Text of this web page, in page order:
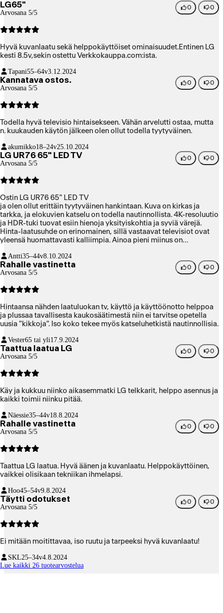
LG65"
Arvosana 5/5
0 0
Hyvä kuvanlaatu sekä helppokäyttöiset ominaisuudet.Entinen LG
kesti 8.5v,sekin ostettu Verkkokauppa.com:ista.
Tapani55–64v3.12.2024
Kannatava ostos.
Arvosana 5/5
0 0
Todella hyvä televisio hintaisekseen. Vähän arvelutti ostaa, mutta
n. kuukauden käytön jälkeen olen ollut todella tyytyväinen.
akumikko18–24v25.10.2024
LG UR76 65" LED TV
Arvosana 5/5
0 0
Ostin LG UR76 65" LED TV
ja olen ollut erittäin tyytyväinen hankintaan. Kuva on kirkas ja
tarkka, ja elokuvien katselu on todella nautinnollista. 4K-resoluutio
ja HDR-tuki tuovat esiin hienoja yksityiskohtia ja syviä värejä.
Hinta-laatusuhde on erinomainen, sillä vastaavat televisiot ovat
yleensä huomattavasti kalliimpia. Ainoa pieni miinus on
käyttöä. Kaiken kaikkiaan loistava valinta, jos etsit isoa ja
laadukasta televisiota!
Antti35–44v8.10.2024
Rahalle vastinetta
Arvosana 5/5
0 0
Hintaansa nähden laatuluokan tv, käyttö ja käyttöönotto helppoa
ja plussaa tavallisesta kaukosäätimestä niin ei tarvitse opetella
uusia "kikkoja". Iso koko tekee myös katseluhetkistä nautinnollisia.
Vester65 tai yli17.9.2024
Taattua laatua LG
Arvosana 5/5
0 0
Käy ja kukkuu niinko aikasemmatki LG telkkarit, helppo asennus ja
kaikki toimii niinku pitää.
Näessie35–44v18.8.2024
Rahalle vastinetta
Arvosana 5/5
0 0
Taattua LG laatua. Hyvä äänen ja kuvanlaatu. Helppokäyttöinen,
vaikkei olisikaan tekniikan ihmelapsi.
Hoo45–54v9.8.2024
Täytti odotukset
Arvosana 5/5
0 0
Ei mitään moitittavaa, iso ruutu ja tarpeeksi hyvä kuvanlaatu!
SKL25–34v4.8.2024
Lue kaikki 26 tuotearvostelua